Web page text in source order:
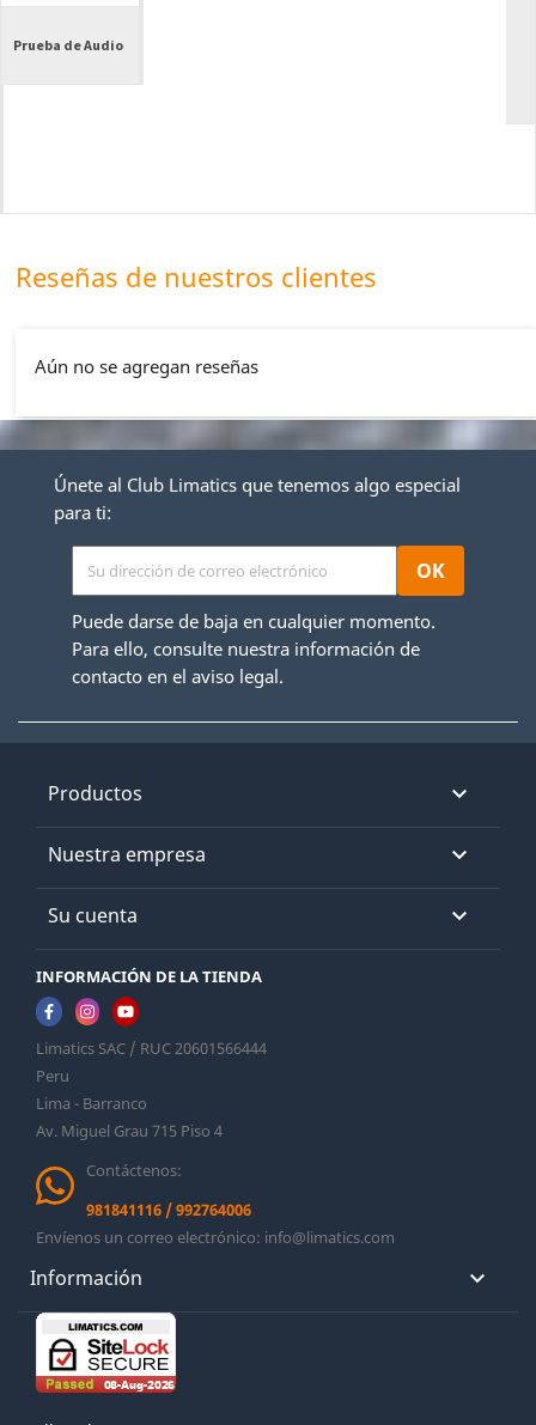
Prueba de Audio
Reseñas de nuestros clientes
Aún no se agregan reseñas
Únete al Club Limatics que tenemos algo especial
para ti:
Puede darse de baja en cualquier momento.
Para ello, consulte nuestra información de
contacto en el aviso legal.
Productos 
Nuestra empresa 
Su cuenta 
INFORMACIÓN DE LA TIENDA
Limatics SAC / RUC 20601566444
Peru
Lima - Barranco
Av. Miguel Grau 715 Piso 4
Contáctenos:
981841116 /992764006
Envíenos un correo electrónico: info@limatics.com
Información 